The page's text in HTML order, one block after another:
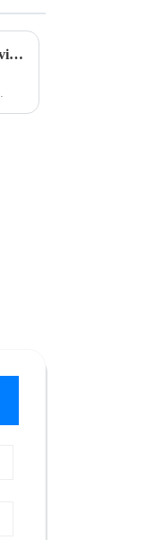
Science et pratique du revêtement par pulvérisation cathodique sous vide : une analyse approfondie de la classification, des paramètres du processus et des applications typiques